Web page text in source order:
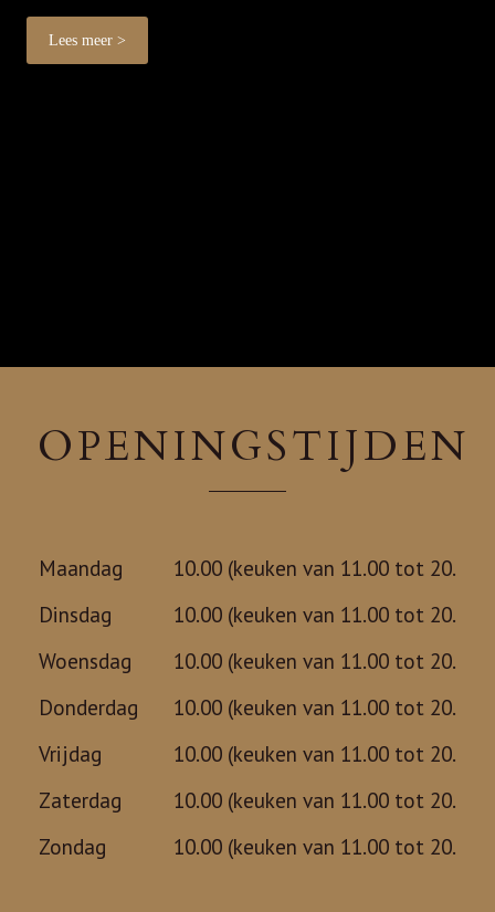
Lees meer >
OPENINGSTIJDEN
Maandag
10.00 (keuken van 11.00 tot 20.00)
Dinsdag
10.00 (keuken van 11.00 tot 20.00)
Woensdag
10.00 (keuken van 11.00 tot 20.00)
Donderdag
10.00 (keuken van 11.00 tot 20.00)
Vrijdag
10.00 (keuken van 11.00 tot 20.00)
Zaterdag
10.00 (keuken van 11.00 tot 20.00)
Zondag
10.00 (keuken van 11.00 tot 20.00)